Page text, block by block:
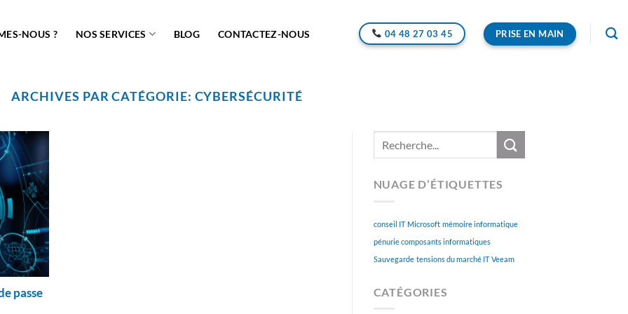
NOUS ? NOS SERVICES BLOG CONTACTEZ-NOUS 04 48 27 03 45 PRISE EN MAIN
ARCHIVES PAR CATÉGORIE: CYBERSÉCURITÉ
passe
NUAGE D’ÉTIQUETTES
conseil IT Microsoft mémoire informatique
pénurie composants informatiques
Sauvegarde tensions du marché IT Veeam
CATÉGORIES